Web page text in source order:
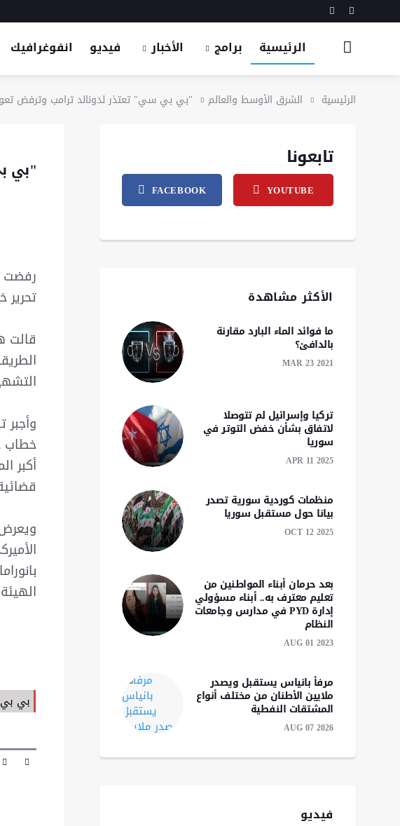
الرئيسية برامج الأخبار فيديو انفوغرافيك
الرئيسية الشرق الأوسط والعالم "بي بي سي" تعتذر لدونالد ترامب وترفض
"بي
رفضت
تحرير
قالت
وأجبر
أكبر
بي
تابعونا
FACEBOOK YOUTUBE
الأكثر مشاهدة
ما فوائد الماء البارد مقارنة
بالدافئ؟
MAR 23 2021
تركيا وإسرائيل لم تتوصلا
لاتفاق بشأن خفض التوتر في
سوريا
APR 11 2025
منظمات كوردية سورية تصدر
بيانا حول مستقبل سوريا
OCT 12 2025
بعد حرمان أبناء المواطنين من
تعليم معترف به.. أبناء مسؤولي
إدارة PYD في مدارس وجامعات
النظام
AUG 01 2023
مرفأ بانياس يستقبل ويصدر
ملايين الأطنان من مختلف أنواع
المشتقات النفطية
AUG 07 2026
فيديو